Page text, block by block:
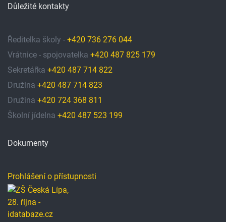
Důležité kontakty
Ředitelka školy - +420 736 276 044
Vrátnice - spojovatelka +420 487 825 179
Sekretářka +420 487 714 822
Družina +420 487 714 823
Družina +420 724 368 811
Školní jídelna +420 487 523 199
Dokumenty
Prohlášení o přístupnosti